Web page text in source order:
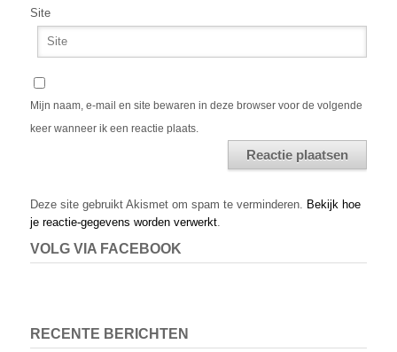
Site
Mijn naam, e-mail en site bewaren in deze browser voor de volgende
keer wanneer ik een reactie plaats.
Deze site gebruikt Akismet om spam te verminderen. Bekijk hoe
je reactie-gegevens worden verwerkt.
VOLG VIA FACEBOOK
RECENTE BERICHTEN